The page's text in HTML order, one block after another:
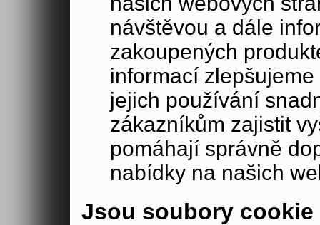
návštěvou a dále
zakoupených
informací
jejich používání
zákazníkům zajistit
pomáhají správně
nabídky na našich
Jsou soubory cookie